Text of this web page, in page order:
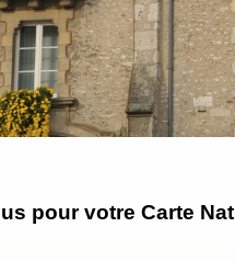
pour votre Carte